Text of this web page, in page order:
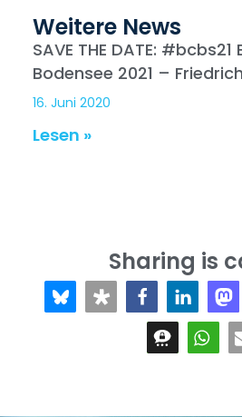
Weitere News
SAVE THE DATE:
Bodensee 2021 –
16. Juni 2020
Lesen »
Sharing is